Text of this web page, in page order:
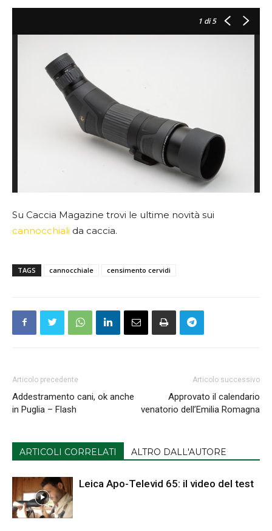
1 di 5
Su Caccia Magazine trovi le ultime novità sui
cannocchiali da caccia.
TAGS cannocchiale censimento cervidi
Articolo precedente
Addestramento cani, ok anche
in Puglia – Flash
Articolo successivo
Approvato il calendario
venatorio dell’Emilia Romagna
ARTICOLI CORRELATI ALTRO DALL'AUTORE
Leica Apo-Televid 65: il video del test